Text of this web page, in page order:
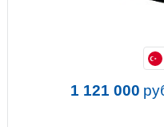
1 121 000